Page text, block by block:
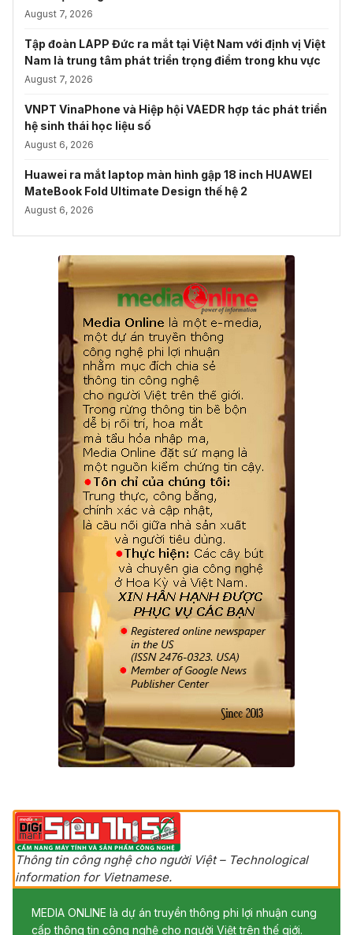
August 7, 2026
Tập đoàn LAPP Đức ra mắt tại Việt Nam với định vị Việt
Nam là trung tâm phát triển trọng điểm trong khu vực
August 7, 2026
VNPT VinaPhone và Hiệp hội VAEDR hợp tác phát triển
hệ sinh thái học liệu số
August 6, 2026
Huawei ra mắt laptop màn hình gập 18 inch HUAWEI
MateBook Fold Ultimate Design thế hệ 2
August 6, 2026
Thông tin công nghệ cho người Việt – Technological
information for Vietnamese.
MEDIA ONLINE là dự án truyền thông phi lợi nhuận cung
cấp thông tin công nghệ cho người Việt trên thế giới.